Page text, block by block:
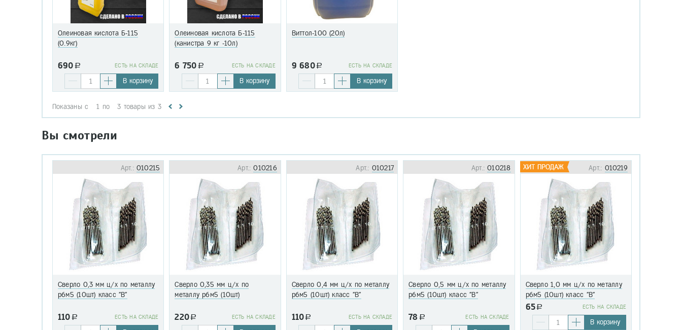
Олеиновая кислота Б-115
(0.9кг)
690 a EСТЬ НА СКЛАДЕ
В корзину
Олеиновая кислота Б-115
(канистра 9 кг -10л)
6 750 a EСТЬ НА СКЛАДЕ
В корзину
Виттол-100 (20л)
9 680a EСТЬ НА СКЛАДЕ
В корзину
Показаны с 1 по 3 товары из 3
Вы смотрели
Арт.:010215
Сверло 0,3 мм ц/х по металлу
р6м5 (10шт) класс "В"
110 a EСТЬ НА СКЛАДЕ
Арт.:010216
Сверло 0,35 мм ц/х по
металлу р6м5 (10шт)
220a EСТЬ НА СКЛАДЕ
Арт.: 010217
Сверло 0,4 мм ц/х по металлу
р6м5 (10шт) класс "В"
110a EСТЬ НА СКЛАДЕ
Арт.:010218
Сверло 0,5 мм ц/х по металлу
р6м5 (10шт) класс "В"
78 a EСТЬ НА СКЛАДЕ
Арт.: 010219
Сверло 1,0 мм ц/х по металлу
р6м5 (10шт) класс "В"
65a EСТЬ НА СКЛАДЕ
В корзину